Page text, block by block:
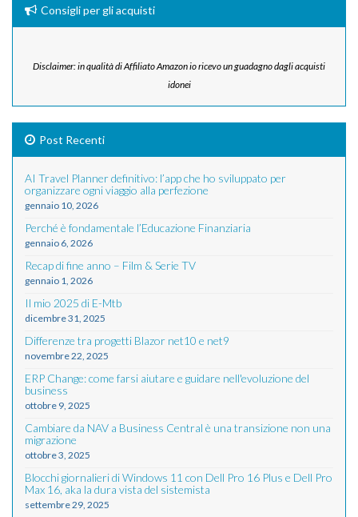
Consigli per gli acquisti
Disclaimer: in qualità di Affiliato Amazon io ricevo un guadagno dagli acquisti
idonei
Post Recenti
AI Travel Planner definitivo: l’app che ho sviluppato per
organizzare ogni viaggio alla perfezione
gennaio 10, 2026
Perché è fondamentale l’Educazione Finanziaria
gennaio 6, 2026
Recap di fine anno – Film & Serie TV
gennaio 1, 2026
Il mio 2025 di E-Mtb
dicembre 31, 2025
Differenze tra progetti Blazor net10 e net9
novembre 22, 2025
ERP Change: come farsi aiutare e guidare nell'evoluzione del
business
ottobre 9, 2025
Cambiare da NAV a Business Central è una transizione non una
migrazione
ottobre 3, 2025
Blocchi giornalieri di Windows 11 con Dell Pro 16 Plus e Dell Pro
Max 16, aka la dura vista del sistemista
settembre 29, 2025